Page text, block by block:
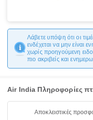
Λάβετε υπόψη ότι οι
ενδέχεται να μην είναι
χωρίς προηγούμενη
πιο ακριβείς και
Air India Πληροφορίες
Αποκλειστικές